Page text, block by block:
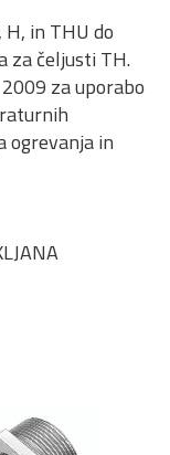
in THU do
za čeljusti TH.
za uporabo
ogrevanja in